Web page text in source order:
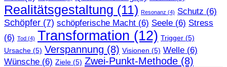
Realitätsgestaltung (11) Resonanz (4) Schutz (6)
Schöpfer (7) schöpferische Macht (6) Seele (6) Stress
(6) Tod (4) Transformation (12) Trigger (5)
Ursache (5) Verspannung (8) Visionen (5) Welle (6)
Wünsche (6) Ziele (5) Zwei-Punkt-Methode (8)